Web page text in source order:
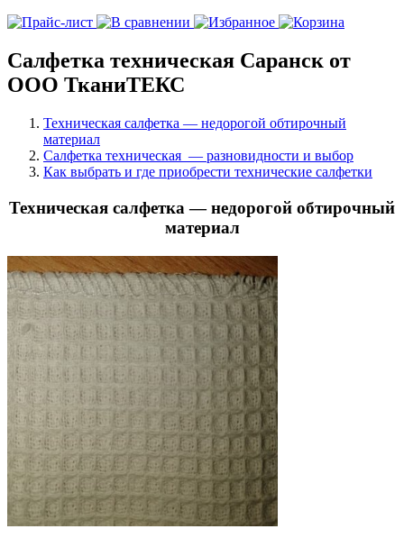
Салфетка техническая Саранск от
ООО ТканиТЕКС
Техническая салфетка — недорогой обтирочный
материал
Салфетка техническая — разновидности и выбор
Как выбрать и где приобрести технические салфетки
Техническая салфетка — недорогой обтирочный
материал